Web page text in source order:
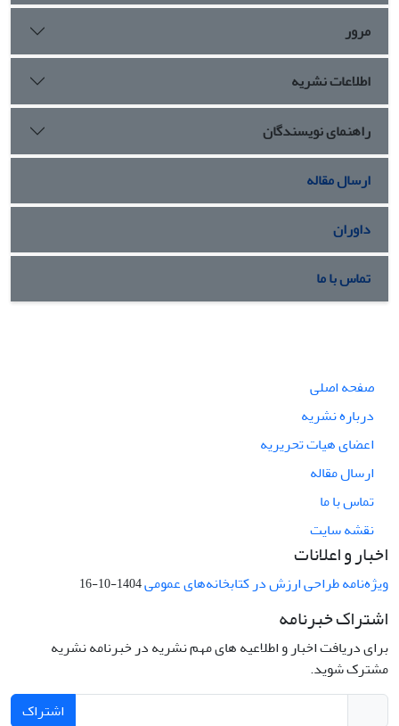
مرور
اطلاعات نشریه
راهنمای نویسندگان
ارسال مقاله
داوران
تماس با ما
صفحه اصلی
درباره نشریه
اعضای هیات تحریریه
ارسال مقاله
تماس با ما
نقشه سایت
اخبار و اعلانات
ویژه‌نامه طراحی ارزش در کتابخانه‌های عمومی1404-10-16
اشتراک خبرنامه
برای دریافت اخبار و اطلاعیه های مهم نشریه در خبرنامه نشریه
مشترک شوید.
اشتراک